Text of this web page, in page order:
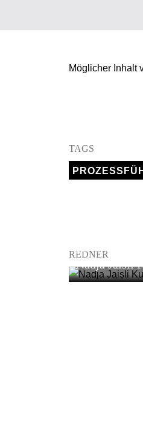
Möglicher Inhalt
TAGS
REDNER
PARTNER
Nadja Jaisli